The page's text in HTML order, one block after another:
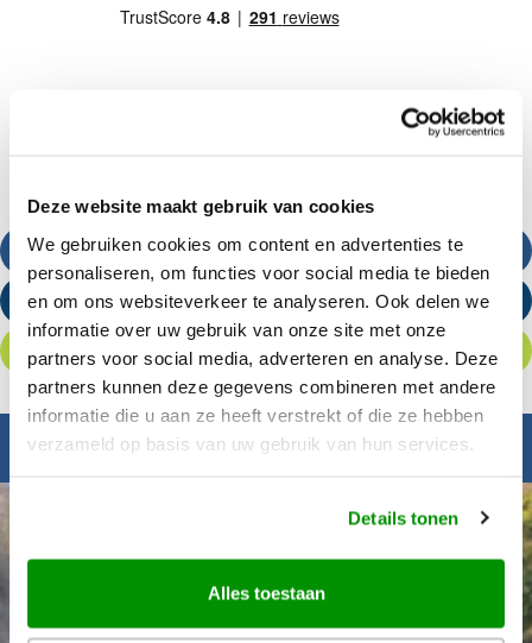
Deze website maakt gebruik van cookies
We gebruiken cookies om content en advertenties te
personaliseren, om functies voor social media te bieden
en om ons websiteverkeer te analyseren. Ook delen we
informatie over uw gebruik van onze site met onze
partners voor social media, adverteren en analyse. Deze
partners kunnen deze gegevens combineren met andere
informatie die u aan ze heeft verstrekt of die ze hebben
verzameld op basis van uw gebruik van hun services.
Details tonen
Alles toestaan
Bel ons
Stuur een e-mail
Offerte aanvragen
Inspiratie nodig?